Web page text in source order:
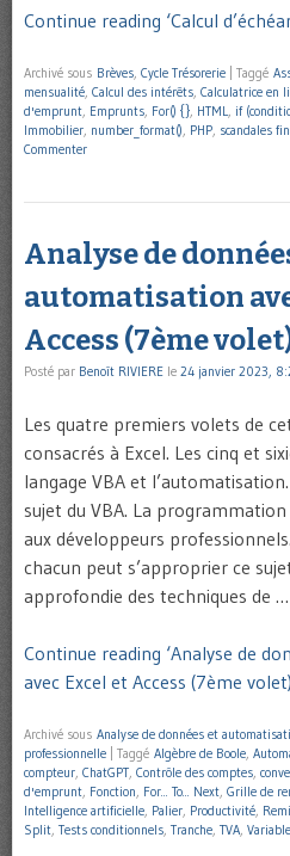
Continue reading ‘Calcul
Archivé sous Brèves, Cycle Trésorerie Taggé
mensualité, Calcul des intérêts, Calculatrice en
d'emprunt, Emprunts, For() {}, HTML, if
Immobilier, number_format(), PHP, scandales
Commenter
Analyse de
automatisation
Access (7ème
Posté par Benoît RIVIERE le 24 janvier 2023,
Les quatre premiers volets de
consacrés à Excel. Les cinq et
langage VBA et
sujet du VBA. La
aux développeurs
chacun peut s’approprier ce
approfondie des techniques de …
Continue reading ‘Analyse de
avec Excel et Access (7ème
Archivé sous Analyse de données et
professionnelle
Taggé Algèbre de Boole,
compteur, ChatGPT, Contrôle des comptes,
d'emprunt, Fonction, For... To... Next, Grille de
Intelligence artificielle, Palier, Productivité,
Split, Tests conditionnels, Tranche, TVA,